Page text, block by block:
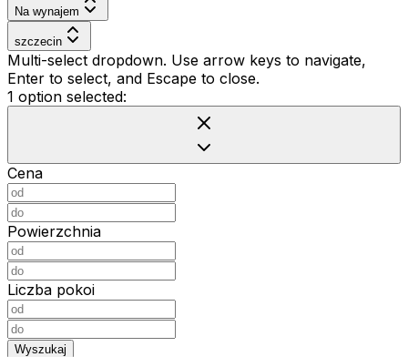
Na wynajem
szczecin
Multi-select dropdown. Use arrow keys to navigate,
Enter to select, and Escape to close.
1 option selected:
Cena
Powierzchnia
Liczba pokoi
Wyszukaj